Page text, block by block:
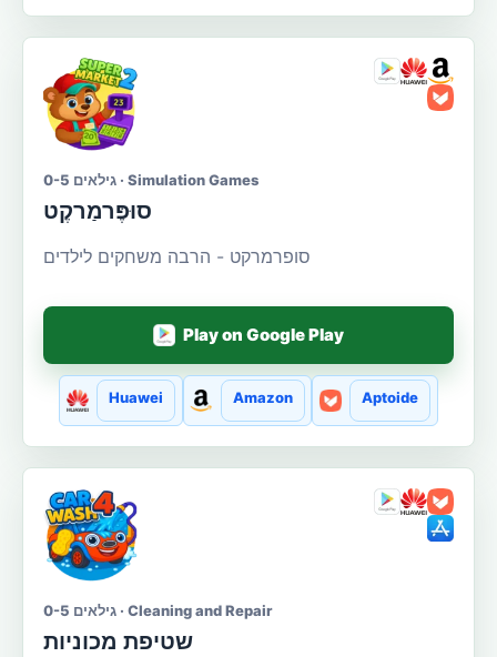
גילאים 0-5 · Simulation Games
סוּפֶּרמַרקֶט
סופרמרקט - הרבה משחקים לילדים
Play on Google Play
Huawei Amazon Aptoide
גילאים 0-5 · Cleaning and Repair
שטיפת מכוניות